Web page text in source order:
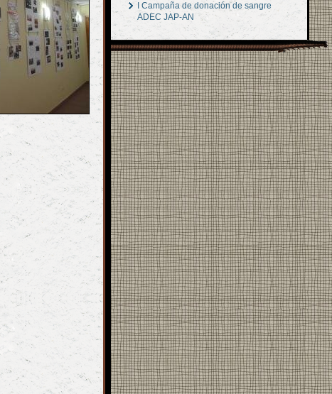
I Campaña de donación de sangre
ADEC JAP-AN